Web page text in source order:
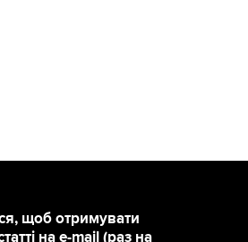
щоб отримувати
на e-mail (раз на